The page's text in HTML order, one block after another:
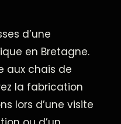
d’une
en Bretagne.
aux chais de
la fabrication
lors d’une visite